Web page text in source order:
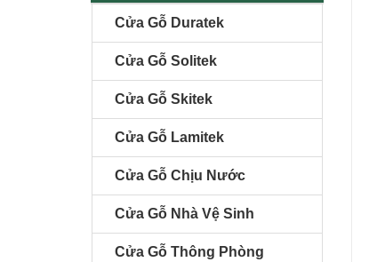
Cửa Gỗ Duratek
Cửa Gỗ Solitek
Cửa Gỗ Skitek
Cửa Gỗ Lamitek
Cửa Gỗ Chịu Nước
Cửa Gỗ Nhà Vệ Sinh
Cửa Gỗ Thông Phòng